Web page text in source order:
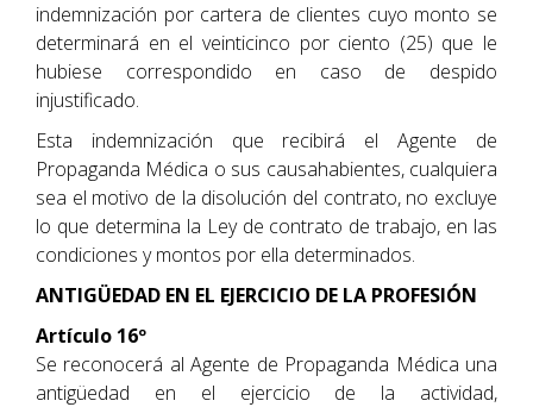
indemnización por cartera de clientes cuyo monto se
determinará en el veinticinco por ciento (25) que le
hubiese correspondido en caso de despido
injustificado.
Esta indemnización que recibirá el Agente de
Propaganda Médica o sus causahabientes, cualquiera
sea el motivo de la disolución del contrato, no excluye
lo que determina la Ley de contrato de trabajo, en las
condiciones y montos por ella determinados.
ANTIGÜEDAD EN EL EJERCICIO DE LA PROFESIÓN
Artículo 16º
Se reconocerá al Agente de Propaganda Médica una
antigüedad en el ejercicio de la actividad,